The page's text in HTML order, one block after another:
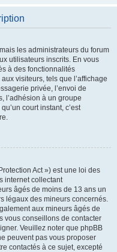
les administrateurs du forum
utilisateurs inscrits. En vous
à des fonctionnalités
visiteurs, tels que l’affichage
privée, l’envoi de
l’adhésion à un groupe
court instant, c’est
Act ») est une loi des
internet collectant
âgés de moins de 13 ans un
légaux des mineurs concernés.
aux mineurs âgés de
vous conseillons de contacter
Veuillez noter que phpBB
peuvent pas vous proposer
contactés à ce sujet, excepté